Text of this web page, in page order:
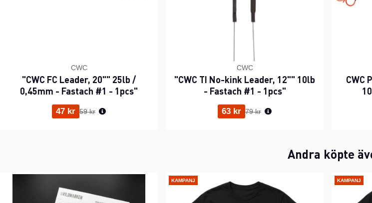
CWC
"CWC FC Leader, 20"" 25lb /
0,45mm - Fastach #1 - 1pcs"
47 kr Ordinarie pris:
59 kr
CWC
"CWC TI No-kink Leader, 12"" 10lb
- Fastach #1 - 1pcs"
63 kr Ordinarie pris:
79 kr
CWC
Andra köpte
KAMPANJ KAMPANJ